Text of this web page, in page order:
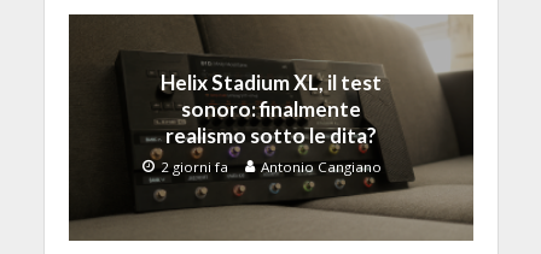
Helix Stadium XL, il test
sonoro: finalmente
realismo sotto le dita?
2 giorni fa Antonio Cangiano